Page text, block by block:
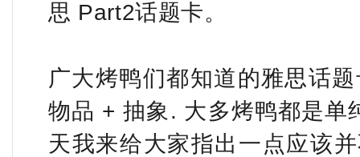
思 Part2话题卡。
广大烤鸭们都知道的雅思话
物品 + 抽象. 大多烤鸭都是单
天我来给大家指出一点应该